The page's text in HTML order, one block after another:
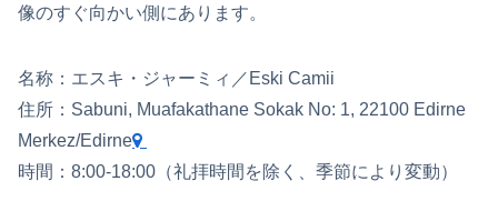
像のすぐ向かい側にあります。
名称：エスキ・ジャーミィ／Eski Camii
住所：Sabuni, Muafakathane Sokak No: 1, 22100 Edirne
Merkez/Edirne
時間：8:00-18:00（礼拝時間を除く、季節により変動）